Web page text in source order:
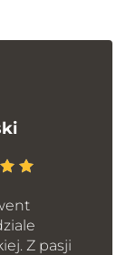
czy
Z pasji